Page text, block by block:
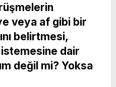
veya af gibi bir
belirtmesi,
dair
değil mi? Yoksa